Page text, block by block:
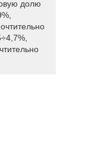
долю